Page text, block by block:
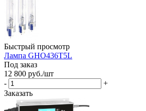
Быстрый просмотр
Лампа GHO436T5L
Под заказ
12 800 руб./шт
-
+
Заказать